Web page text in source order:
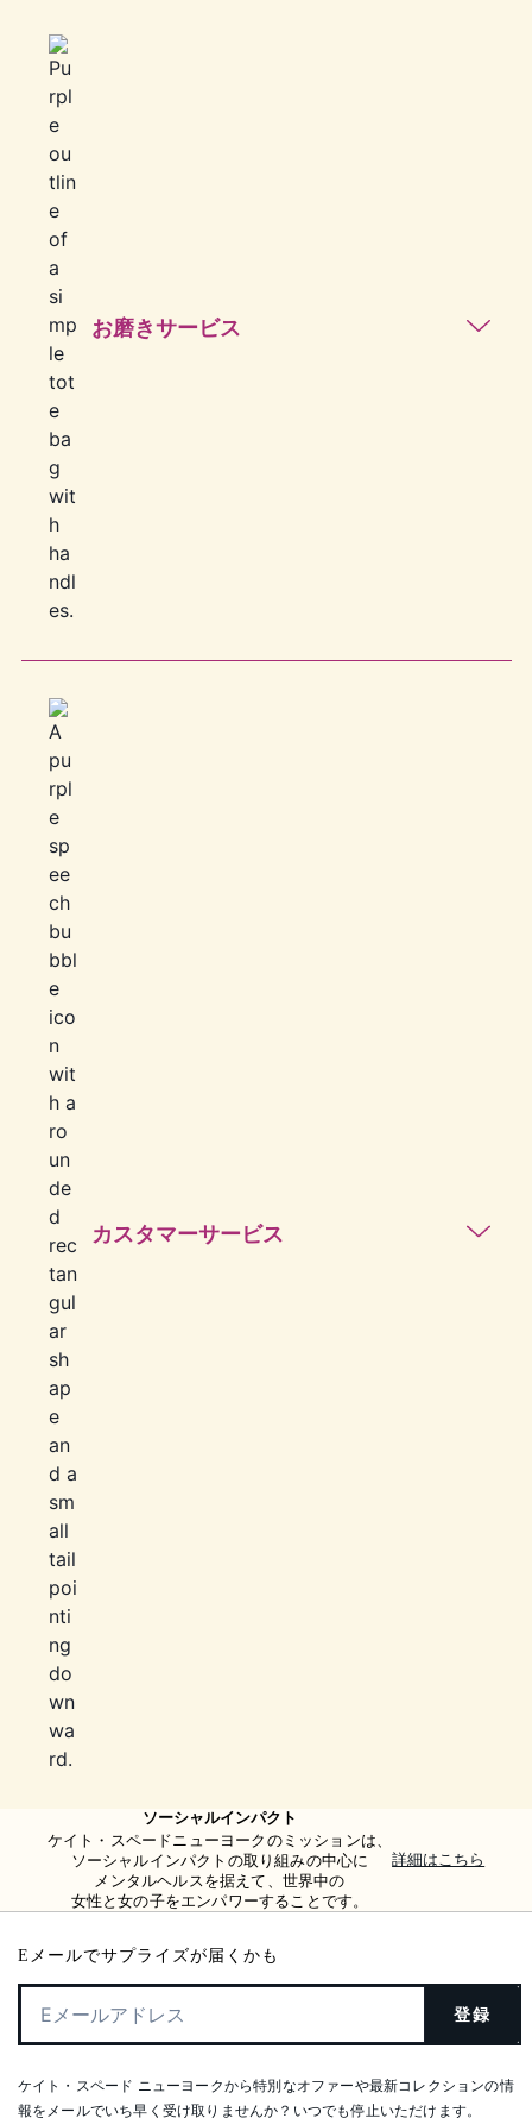
お磨きサービス
カスタマーサービス
ソーシャルインパクト
ケイト・スペードニューヨークのミッションは、
ソーシャルインパクトの取り組みの中心に
メンタルヘルスを据えて、世界中の
女性と女の子をエンパワーすることです。
詳細はこちら
Eメールでサプライズが届くかも
登録
ケイト・スペード ニューヨークから特別なオファーや最新コレクションの情
報をメールでいち早く受け取りませんか？いつでも停止いただけます。